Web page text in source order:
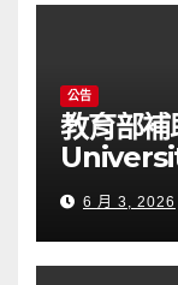
公告
教育部
Malaysia
6 月 3, 2026